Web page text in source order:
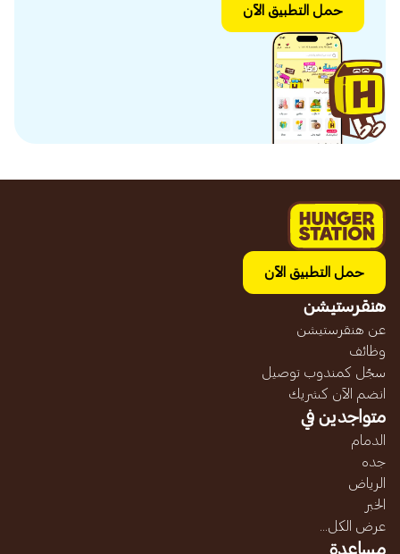
حمل التطبيق الآن
حمل التطبيق الآن
هنقرستيشن
عن هنقرستيشن
وظائف
سجّل كمندوب توصيل
انضم الآن كشريك
متواجدين في
الدمام
جده
الرياض
الخبر
عرض الكل...
مساعدة